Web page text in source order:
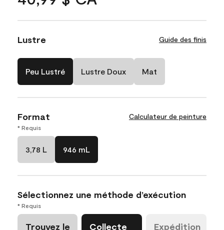
Lustre Guide des finis
Peu Lustré Lustre Doux Mat
Format Calculateur de peinture
* Requis
3,78 L 946 mL
Sélectionnez une méthode d’exécution
* Requis
Trouvez le
Collecte
Expédition